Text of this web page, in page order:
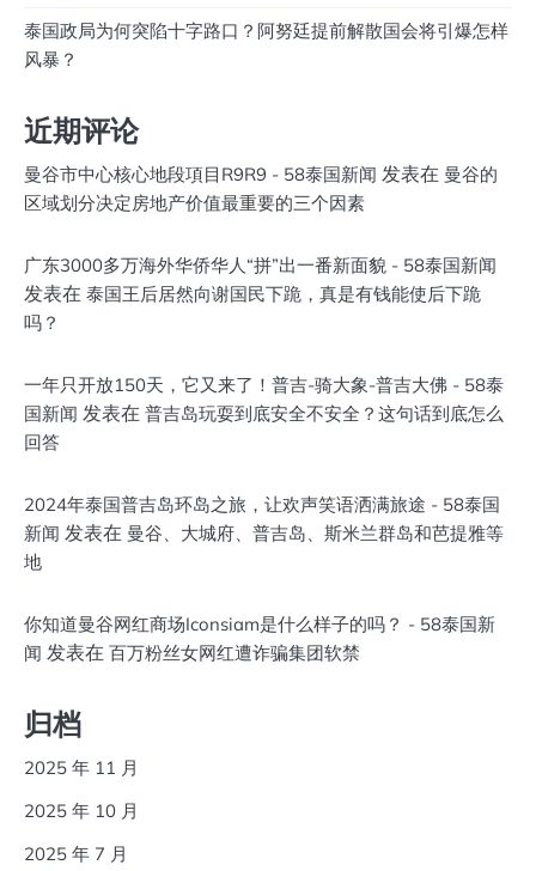
泰国政局为何突陷十字路口？阿努廷提前解散国会将引爆怎样
风暴？
近期评论
曼谷市中心核心地段項目R9R9 - 58泰国新闻 发表在 曼谷的
区域划分决定房地产价值最重要的三个因素
广东3000多万海外华侨华人“拼”出一番新面貌 - 58泰国新闻
发表在 泰国王后居然向谢国民下跪，真是有钱能使后下跪
吗？
一年只开放150天，它又来了！普吉-骑大象-普吉大佛 - 58泰
国新闻 发表在 普吉岛玩耍到底安全不安全？这句话到底怎么
回答
2024年泰国普吉岛环岛之旅，让欢声笑语洒满旅途 - 58泰国
新闻 发表在 曼谷、大城府、普吉岛、斯米兰群岛和芭提雅等
地
你知道曼谷网红商场Iconsiam是什么样子的吗？ - 58泰国新
闻 发表在 百万粉丝女网红遭诈骗集团软禁
归档
2025 年 11 月
2025 年 10 月
2025 年 7 月